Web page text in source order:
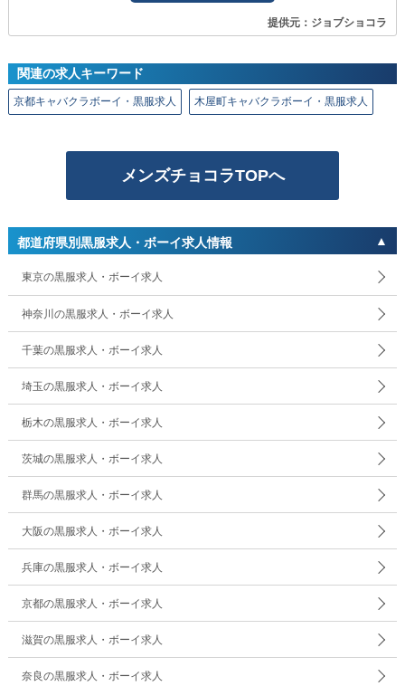
提供元：ジョブショコラ
関連の求人キーワード
京都キャバクラボーイ・黒服求人 木屋町キャバクラボーイ・黒服求人
メンズチョコラTOPへ
都道府県別黒服求人・ボーイ求人情報
東京の黒服求人・ボーイ求人
神奈川の黒服求人・ボーイ求人
千葉の黒服求人・ボーイ求人
埼玉の黒服求人・ボーイ求人
栃木の黒服求人・ボーイ求人
茨城の黒服求人・ボーイ求人
群馬の黒服求人・ボーイ求人
大阪の黒服求人・ボーイ求人
兵庫の黒服求人・ボーイ求人
京都の黒服求人・ボーイ求人
滋賀の黒服求人・ボーイ求人
奈良の黒服求人・ボーイ求人